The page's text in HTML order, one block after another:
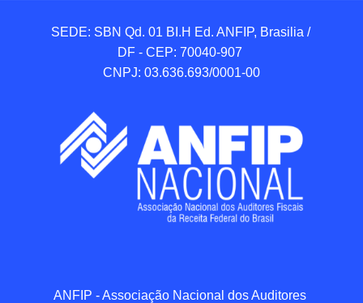
SEDE: SBN Qd. 01 BI.H Ed. ANFIP, Brasilia /
DF - CEP: 70040-907
CNPJ: 03.636.693/0001-00
ANFIP - Associação Nacional dos Auditores